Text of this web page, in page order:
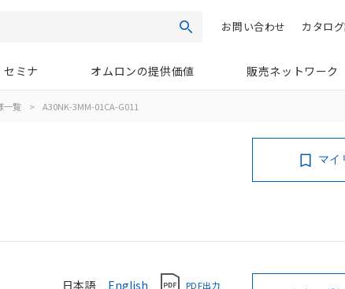
検索 カタロ
お問い合わせ
セミナ オムロンの提供価値 販売ネットワーク
一覧 > A30NK-3MM-01CA-G011
マイ
日本語 English PDF出力